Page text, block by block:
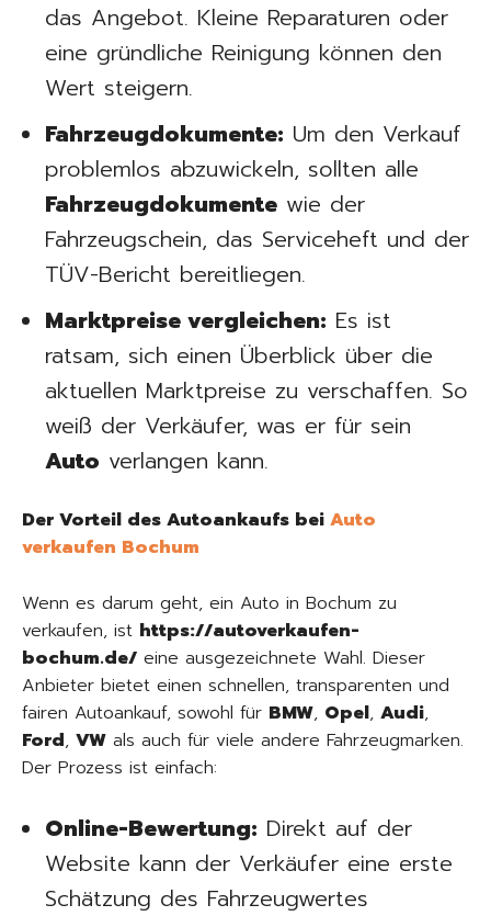
das Angebot. Kleine Reparaturen oder
eine gründliche Reinigung können den
Wert steigern.
Fahrzeugdokumente: Um den Verkauf
problemlos abzuwickeln, sollten alle
Fahrzeugdokumente wie der
Fahrzeugschein, das Serviceheft und der
TÜV-Bericht bereitliegen.
Marktpreise vergleichen: Es ist
ratsam, sich einen Überblick über die
aktuellen Marktpreise zu verschaffen. So
weiß der Verkäufer, was er für sein
Auto verlangen kann.
Der Vorteil des Autoankaufs bei Auto
verkaufen Bochum
Wenn es darum geht, ein Auto in Bochum zu
verkaufen, ist https://autoverkaufen-
bochum.de/ eine ausgezeichnete Wahl. Dieser
Anbieter bietet einen schnellen, transparenten und
fairen Autoankauf, sowohl für BMW, Opel, Audi,
Ford, VW als auch für viele andere Fahrzeugmarken.
Der Prozess ist einfach:
Online-Bewertung: Direkt auf der
Website kann der Verkäufer eine erste
Schätzung des Fahrzeugwertes